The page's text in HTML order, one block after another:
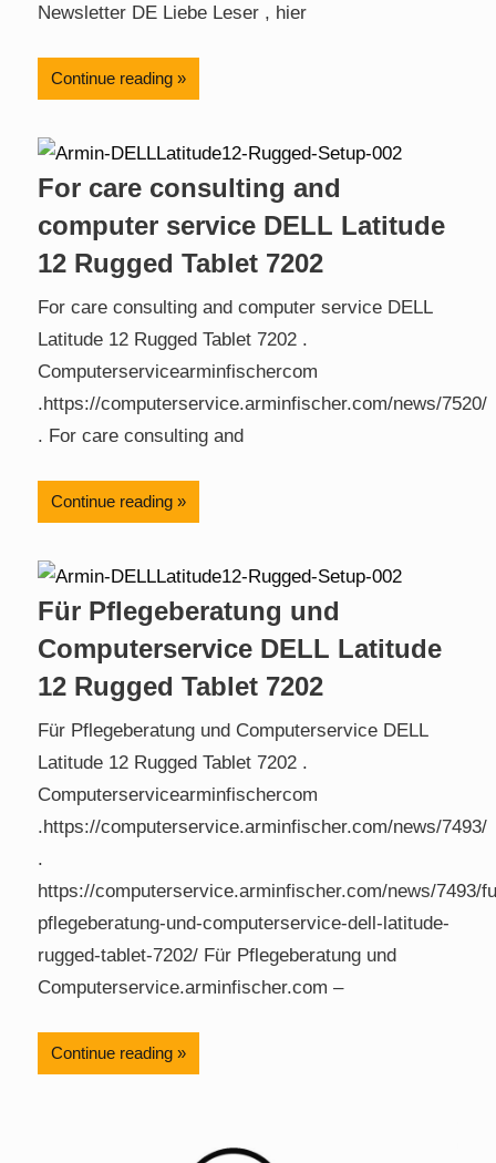
Newsletter DE Liebe Leser , hier
Continue reading
For care consulting and
computer service DELL Latitude
12 Rugged Tablet 7202
For care consulting and computer service DELL
Latitude 12 Rugged Tablet 7202 .
Computerservicearminfischercom
.https://computerservice.arminfischer.com/news/7520/
. For care consulting and
Continue reading
Für Pflegeberatung und
Computerservice DELL Latitude
12 Rugged Tablet 7202
Für Pflegeberatung und Computerservice DELL
Latitude 12 Rugged Tablet 7202 .
Computerservicearminfischercom
.https://computerservice.arminfischer.com/news/7493/
.
https://computerservice.arminfischer.com/news/7493/
pflegeberatung-und-computerservice-dell-latitude-
rugged-tablet-7202/ Für Pflegeberatung und
Computerservice.arminfischer.com –
Continue reading